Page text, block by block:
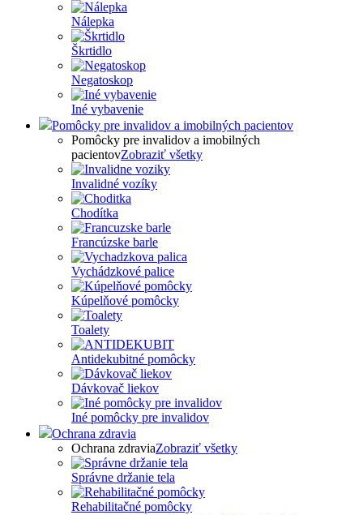
Nálepka
Škrtidlo
Negatoskop
Iné vybavenie
Pomôcky pre invalidov a imobilných pacientov
Pomôcky pre invalidov a imobilných
pacientovZobraziť všetky
Invalidné vozíky
Chodítka
Francúzske barle
Vychádzkové palice
Kúpelňové pomôcky
Toalety
Antidekubitné pomôcky
Dávkovač liekov
Iné pomôcky pre invalidov
Ochrana zdravia
Ochrana zdraviaZobraziť všetky
Správne držanie tela
Rehabilitačné pomôcky